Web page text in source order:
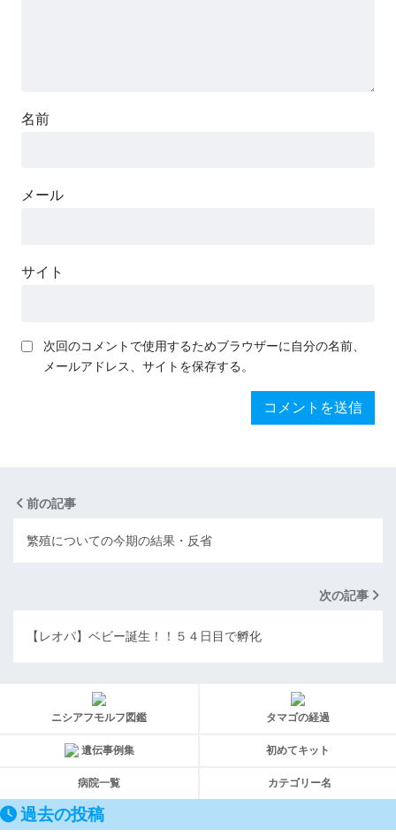
名前
メール
サイト
次回のコメントで使用するためブラウザーに自分の名前、
メールアドレス、サイトを保存する。
前の記事
繁殖についての今期の結果・反省
次の記事
【レオパ】ベビー誕生！！５４日目で孵化
ニシアフモルフ図鑑 タマゴの経過
遺伝事例集 初めてキット
病院一覧 カテゴリー名
過去の投稿